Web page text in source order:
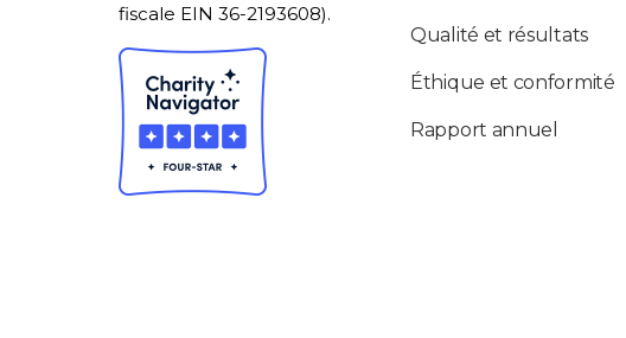
fiscale EIN 36-2193608).
Qualité et résultats
Éthique et conformité
Rapport annuel